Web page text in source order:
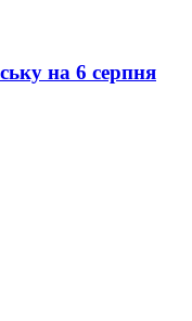
на 6 серпня